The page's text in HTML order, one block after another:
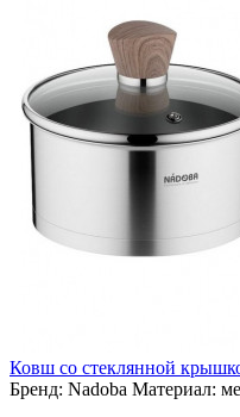
Ковш со стеклянной
Бренд: Nadoba Материал: